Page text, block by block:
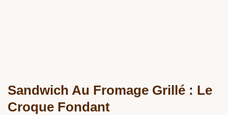
Sandwich Au Fromage Grillé : Le
Croque Fondant